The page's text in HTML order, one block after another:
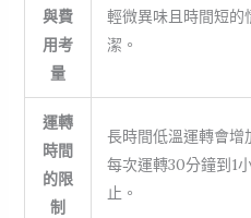
與費
用考
量
輕微異味且時間短的
潔。
運轉
時間
的限
制
長時間低溫運轉會增
每次運轉30分鐘到1
止。